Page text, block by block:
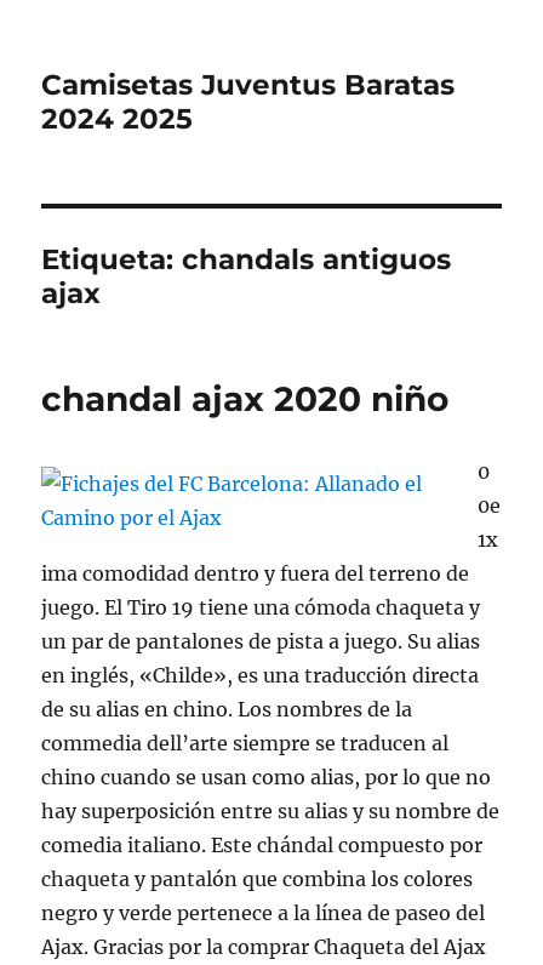
Camisetas Juventus Baratas
2024 2025
Etiqueta:chandals antiguos
ajax
chandal ajax 2020 niño
0
0e
1x
ima comodidad dentro y fuera del terreno de
juego. El Tiro 19 tiene una cómoda chaqueta y
un par de pantalones de pista a juego. Su alias
en inglés, «Childe», es una traducción directa
de su alias en chino. Los nombres de la
commedia dell’arte siempre se traducen al
chino cuando se usan como alias, por lo que no
hay superposición entre su alias y su nombre de
comedia italiano. Este chándal compuesto por
chaqueta y pantalón que combina los colores
negro y verde pertenece a la línea de paseo del
Ajax. Gracias por la comprar Chaqueta del Ajax